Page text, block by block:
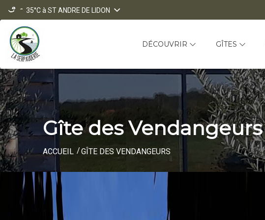
35°Cà ST ANDRE DE LIDON
DÉCOUVRIR GÎTES
Gîte des Vendangeurs
ACCUEIL GÎTE DES VENDANGEURS